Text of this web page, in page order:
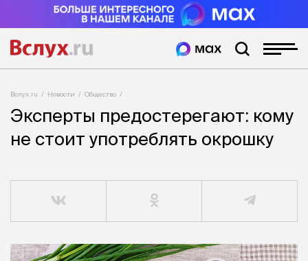
Вслух.ru Новости Общество
Эксперты предостерегают: кому
не стоит употреблять окрошку